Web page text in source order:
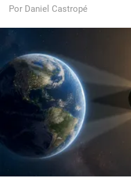
Por Daniel Castropé